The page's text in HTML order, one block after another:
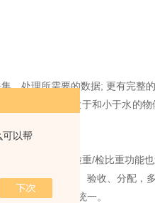
可以帮
、处理所需要的数据; 更有完整
即可测量比重大于和小于水的
以称重，实时检重/检比重功能也
制、零件打包、验收、分配，
检测标准达到统一。